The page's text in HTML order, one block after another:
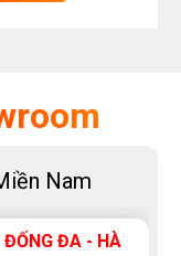
Nam
ĐỐNG ĐA - HÀ